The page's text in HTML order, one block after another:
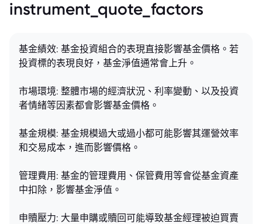
instrument_quote_factors
基金績效: 基金投資組合的表現直接影響基金價格。若
投資標的表現良好，基金淨值通常會上升。
市場環境: 整體市場的經濟狀況、利率變動、以及投資
者情緒等因素都會影響基金價格。
基金規模: 基金規模過大或過小都可能影響其運營效率
和交易成本，進而影響價格。
管理費用: 基金的管理費用、保管費用等會從基金資產
中扣除，影響基金淨值。
申贖壓力: 大量申購或贖回可能導致基金經理被迫買賣